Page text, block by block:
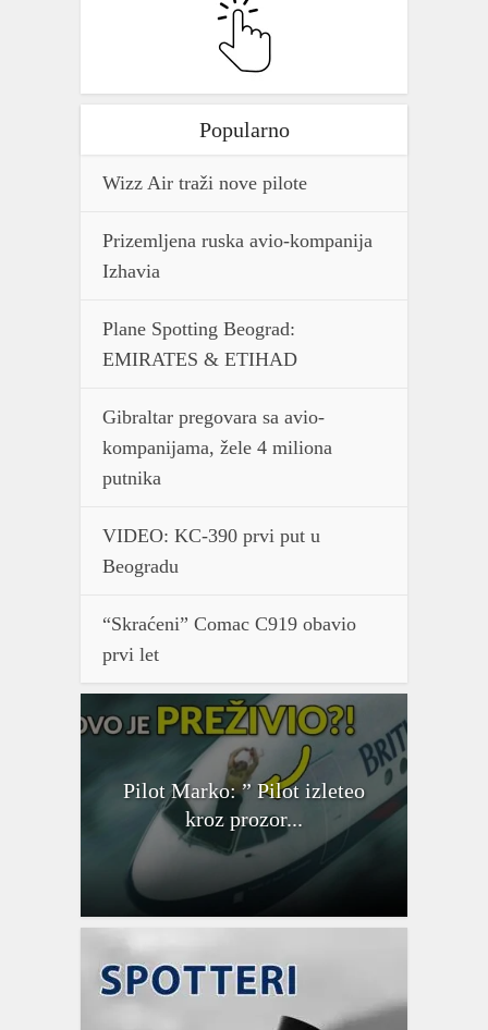
Popularno
Wizz Air traži nove pilote
Prizemljena ruska avio-kompanija
Izhavia
Plane Spotting Beograd:
EMIRATES & ETIHAD
Gibraltar pregovara sa avio-
kompanijama, žele 4 miliona
putnika
VIDEO: KC-390 prvi put u
Beogradu
“Skraćeni” Comac C919 obavio
prvi let
Pilot Marko: ” Pilot izleteo
kroz prozor...